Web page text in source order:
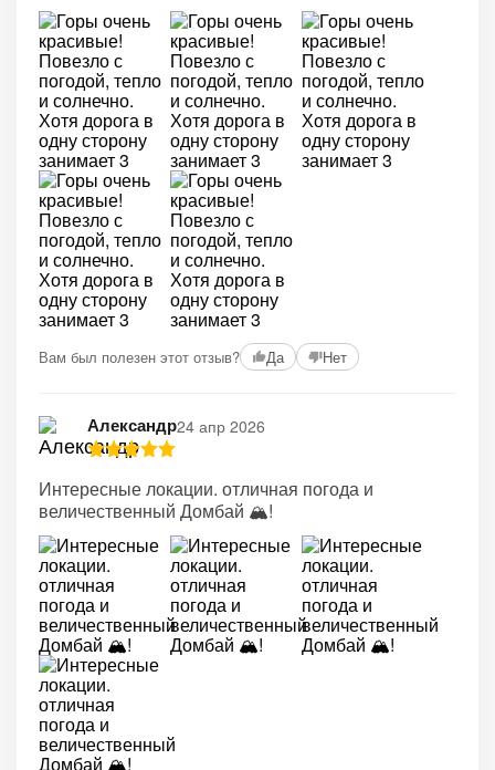
Вам был полезен этот отзыв? Да Нет
Александр24 апр 2026
Интересные локации. отличная погода и
величественный Домбай 🏔️!